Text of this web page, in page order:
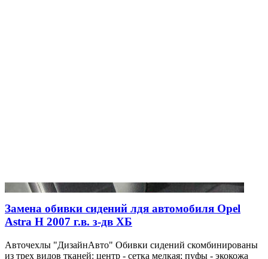
Замена обивки сидений лдя автомобиля Opel
Astra H 2007 г.в. з-дв ХБ
Авточехлы "ДизайнАвто" Обивки сидений скомбинированы
из трех видов тканей: центр - сетка мелкая; пуфы - экокожа